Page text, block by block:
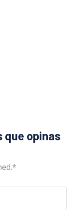
que opinas
*